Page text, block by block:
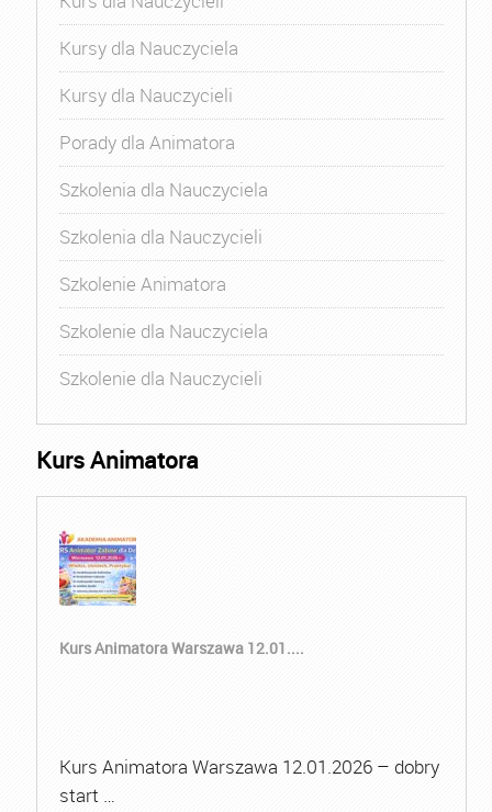
Kursy dla Nauczyciela
Kursy dla Nauczycieli
Porady dla Animatora
Szkolenia dla Nauczyciela
Szkolenia dla Nauczycieli
Szkolenie Animatora
Szkolenie dla Nauczyciela
Szkolenie dla Nauczycieli
Kurs Animatora
Kurs Animatora Warszawa 12.01....
Kurs Animatora Warszawa 12.01.2026 – dobry
start …